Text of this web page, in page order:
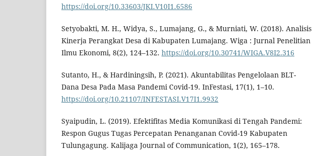
https://doi.org/10.33603/JKI.V10I1.6586
Setyobakti, M. H., Widya, S., Lumajang, G., & Murniati, W. (2018). Analisis
Kinerja Perangkat Desa di Kabupaten Lumajang. Wiga : Jurnal Penelitian
Ilmu Ekonomi, 8(2), 124–132. https://doi.org/10.30741/WIGA.V8I2.316
Sutanto, H., & Hardiningsih, P. (2021). Akuntabilitas Pengelolaan BLT-
Dana Desa Pada Masa Pandemi Covid-19. InFestasi, 17(1), 1–10.
https://doi.org/10.21107/INFESTASI.V17I1.9932
Syaipudin, L. (2019). Efektifitas Media Komunikasi di Tengah Pandemi:
Respon Gugus Tugas Percepatan Penanganan Covid-19 Kabupaten
Tulungagung. Kalijaga Journal of Communication, 1(2), 165–178.